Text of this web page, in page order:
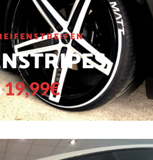
19,99€